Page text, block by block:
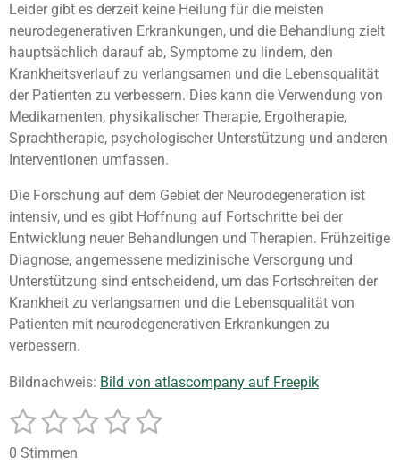
Leider gibt es derzeit keine Heilung für die meisten
neurodegenerativen Erkrankungen, und die Behandlung zielt
hauptsächlich darauf ab, Symptome zu lindern, den
Krankheitsverlauf zu verlangsamen und die Lebensqualität
der Patienten zu verbessern. Dies kann die Verwendung von
Medikamenten, physikalischer Therapie, Ergotherapie,
Sprachtherapie, psychologischer Unterstützung und anderen
Interventionen umfassen.
Die Forschung auf dem Gebiet der Neurodegeneration ist
intensiv, und es gibt Hoffnung auf Fortschritte bei der
Entwicklung neuer Behandlungen und Therapien. Frühzeitige
Diagnose, angemessene medizinische Versorgung und
Unterstützung sind entscheidend, um das Fortschreiten der
Krankheit zu verlangsamen und die Lebensqualität von
Patienten mit neurodegenerativen Erkrankungen zu
verbessern.
Bildnachweis: Bild von atlascompany auf Freepik
B
e
w
1
S
2
S
3
S
4 5
B
0 Stimmen